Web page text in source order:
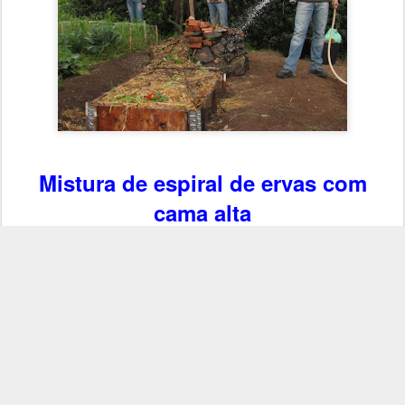
Mistura de espiral de ervas com
cama alta